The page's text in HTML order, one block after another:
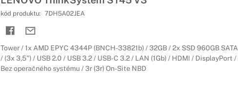
kód produktu: 7DH5A02JEA
Tower / 1x AMD EPYC 4344P (BNCH-33821b) / 32GB / 2x SSD 960GB SATA
/ (3x 3,5") / USB 2.0 / USB 3.2 / USB-C 3.2 / LAN (1Gb) / HDMI / DisplayPort /
Bez operačného systému / 3r (3r) On-Site NBD